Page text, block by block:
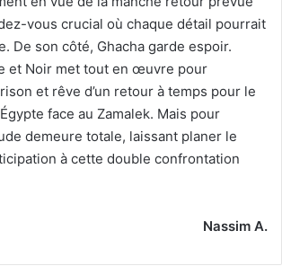
vous crucial où chaque détail pourrait
De son côté, Ghacha garde espoir.
et Noir met tout en œuvre pour
et rêve d’un retour à temps pour le
face au Zamalek. Mais pour
demeure totale, laissant planer le
à cette double confrontation
Nassim A.